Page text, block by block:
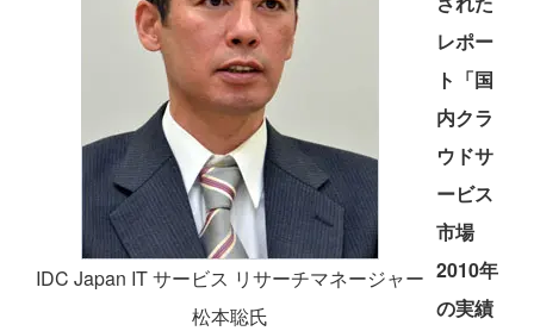
IDC Japan IT サービス リサーチマネージャー
松本聡氏
レポー
ト「国
内クラ
ウドサ
ービス
市場
2010年
の実績